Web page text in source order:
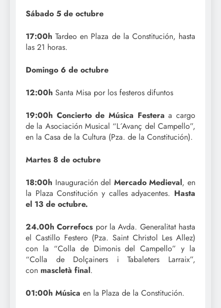
Sábado 5 de octubre
17:00h Tardeo en Plaza de la Constitución, hasta
las 21 horas.
Domingo 6 de octubre
12:00h Santa Misa por los festeros difuntos
19:00h Concierto de Música Festera a cargo
de la Asociación Musical “L´Avanç del Campello”,
en la Casa de la Cultura (Pza. de la Constitución).
Martes 8 de octubre
18:00h Inauguración del Mercado Medieval, en
la Plaza Constitución y calles adyacentes. Hasta
el 13 de octubre.
24.00h Correfocs por la Avda. Generalitat hasta
el Castillo Festero (Pza. Saint Christol Les Allez)
con la “Colla de Dimonis del Campello” y la
“Colla de Dolçainers i Tabaleters Larraix”,
con mascletà final.
01:00h Música en la Plaza de la Constitución.